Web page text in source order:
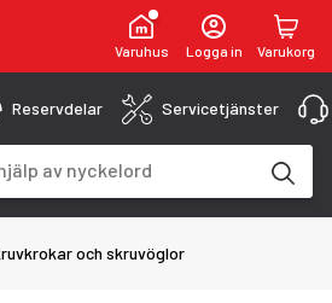
Varuhus Logga in Varukorg
Reservdelar Servicetjänster
och skruvöglor